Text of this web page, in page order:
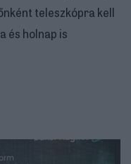
teleszkópra kell
és holnap is